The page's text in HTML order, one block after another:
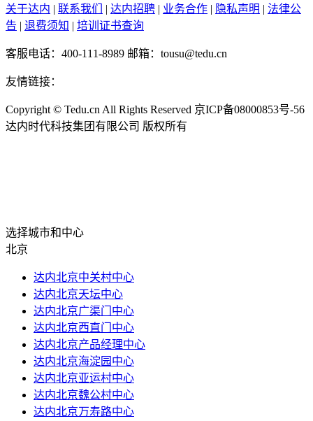
关于达内 | 联系我们 | 达内招聘 | 业务合作 | 隐私声明 | 法律公
告 | 退费须知 | 培训证书查询
客服电话：400-111-8989 邮箱：tousu@tedu.cn
友情链接：
Copyright © Tedu.cn All Rights Reserved 京ICP备08000853号-56
达内时代科技集团有限公司 版权所有
选择城市和中心
北京
达内北京中关村中心
达内北京天坛中心
达内北京广渠门中心
达内北京西直门中心
达内北京产品经理中心
达内北京海淀园中心
达内北京亚运村中心
达内北京魏公村中心
达内北京万寿路中心